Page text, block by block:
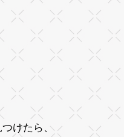
けたら、